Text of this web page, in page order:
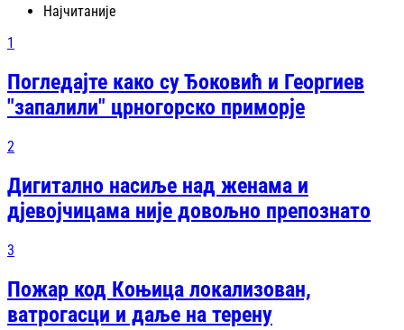
Најчитаније
1
Погледајте како су Ђоковић и Георгиев
"запалили" црногорско приморје
2
Дигитално насиље над женама и
дјевојчицама није довољно препознато
3
Пожар код Коњица локализован,
ватрогасци и даље на терену